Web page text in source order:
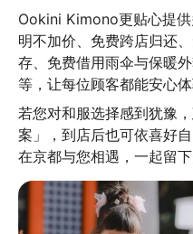
Ookini Kimono更贴心提
明不加价、免费跨店归还
存、免费借用雨伞与保暖
等，让每位顾客都能安心
若您对和服选择感到犹豫
案」，到店后也可依喜好
在京都与您相遇，一起留下